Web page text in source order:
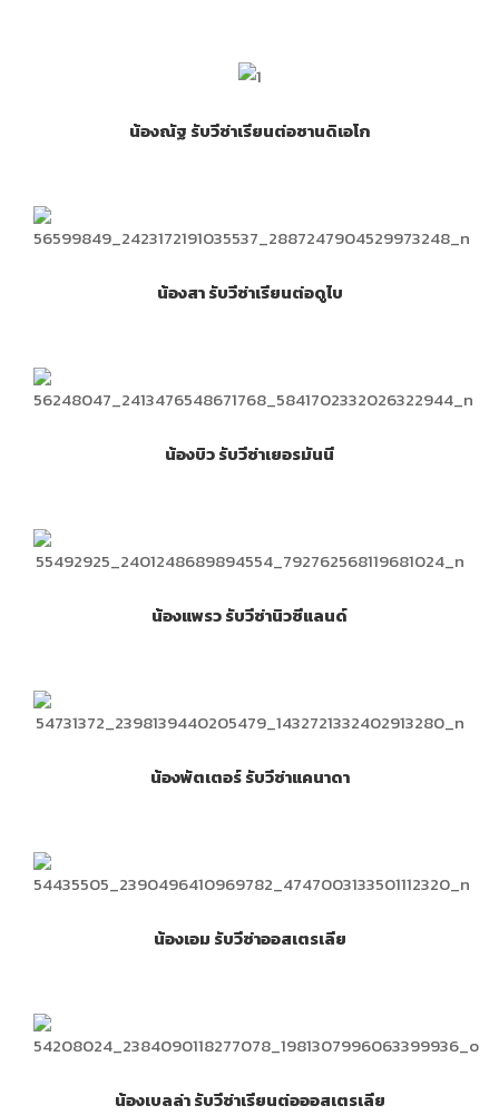
น้องณัฐ รับวีซ่าเรียนต่อซานดิเอโก
น้องสา รับวีซ่าเรียนต่อดูไบ
น้องบิว รับวีซ่าเยอรมันนี
น้องแพรว รับวีซ่านิวซีแลนด์
น้องพัตเตอร์ รับวีซ่าแคนาดา
น้องเอม รับวีซ่าออสเตรเลีย
น้องเบลล่า รับวีซ่าเรียนต่อออสเตรเลีย